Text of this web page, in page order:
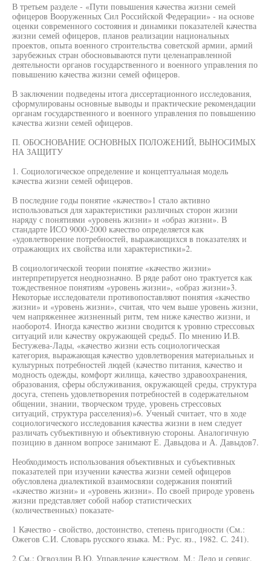
В третьем разделе - «Пути повышения качества жизни семей
офицеров Вооруженных Сил Российской Федерации» - на основе
оценки современного состояния и динамики показателей качества
жизни семей офицеров, планов реализации национальных
проектов, опыта военного строительства советской армии, армий
зарубежных стран обосновываются пути целенаправленной
деятельности органов государственного и военного управления по
повышению качества жизни семей офицеров.
В заключении подведены итога диссертационного исследования,
сформулированы основные выводы и практические рекомендации
органам государственного и военного управления по повышению
качества жизни семей офицеров.
П. ОБОСНОВАНИЕ ОСНОВНЫХ ПОЛОЖЕНИЙ, ВЫНОСИМЫХ
НА ЗАЩИТУ
1. Социологическое определение и концептуальная модель
качества жизни семей офицеров.
В последние годы понятие «качество»1 стало активно
использоваться для характеристики различных сторон жизни
наряду с понятиями «уровень жизни» и «образ жизни». В
стандарте ИСО 9000-2000 качество определяется как
«удовлетворение потребностей, выражающихся в показателях и
отражающих их свойства или характеристики»2.
В социологической теории понятие «качество жизни»
интерпретируется неоднозначно. В ряде работ оно трактуется как
тождественное понятиям «уровень жизни», «образ жизни»3.
Некоторые исследователи противопоставляют понятия «качество
жизни» и «уровень жизни», считая, что чем выше уровень жизни,
чем напряженнее жизненный ритм, тем ниже качество жизни, и
наоборот4. Иногда качество жизни сводится к уровню стрессовых
ситуаций или качеству окружающей среды5. По мнению И.В.
Бестужева-Лады, «качество жизни есть социологическая
категория, выражающая качество удовлетворения материальных и
культурных потребностей людей (качество питания, качество и
модность одежды, комфорт жилища, качество здравоохранения,
образования, сферы обслуживания, окружающей среды, структура
досуга, степень удовлетворения потребностей в содержательном
общении, знании, творческом труде, уровень стрессовых
ситуаций, структура расселения)»6. Ученый считает, что в ходе
социологического исследования качества жизни в нем следует
различать субъективную и объективную стороны. Аналогичную
позицию в данном вопросе занимают Е. Давыдова и А. Давыдов7.
Необходимость использования объективных и субъективных
показателей при изучении качества жизни семей офицеров
обусловлена диалектикой взаимосвязи содержания понятий
«качество жизни» и «уровень жизни». По своей природе уровень
жизни представляет собой набор статистических
(количественных) показате-
1 Качество - свойство, достоинство, степень пригодности (См.:
Ожегов С.И. Словарь русского языка. М.: Рус. яз., 1982. С. 241).
2 См.: Огвоздин В.Ю. Управление качеством. М.: Дело и сервис,